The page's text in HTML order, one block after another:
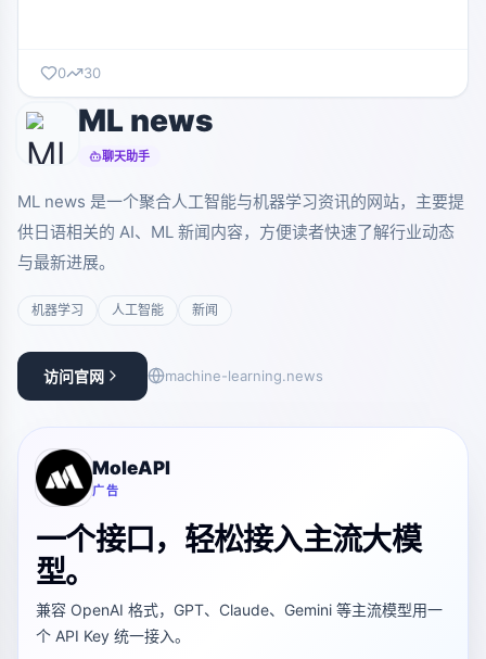
0 30
ML news
聊天助手
ML news 是一个聚合人工智能与机器学习资讯的网站，主要提
供日语相关的 AI、ML 新闻内容，方便读者快速了解行业动态
与最新进展。
机器学习 人工智能 新闻
访问官网 machine-learning.news
MoleAPI
广告
一个接口，轻松接入主流大模
型。
兼容 OpenAI 格式，GPT、Claude、Gemini 等主流模型用一
个 API Key 统一接入。